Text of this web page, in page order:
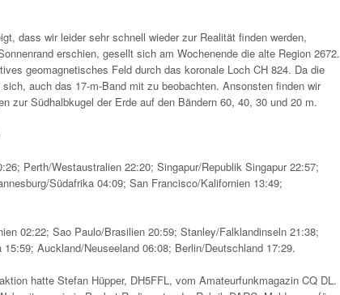
dass wir leider sehr schnell wieder zur Realität finden werden,
erschien, gesellt sich am Wochenende die alte Region 2672.
geomagnetisches Feld durch das koronale Loch CH 824. Da die
auch das 17-m-Band mit zu beobachten. Ansonsten finden wir
zur Südhalbkugel der Erde auf den Bändern 60, 40, 30 und 20 m.
Perth/Westaustralien 22:20; Singapur/Republik Singapur 22:57;
Südafrika 04:09; San Francisco/Kalifornien 13:49;
02:22; Sao Paulo/Brasilien 20:59; Stanley/Falklandinseln 21:38;
Auckland/Neuseeland 06:08; Berlin/Deutschland 17:29.
hatte Stefan Hüpper, DH5FFL, vom Amateurfunkmagazin CQ DL.